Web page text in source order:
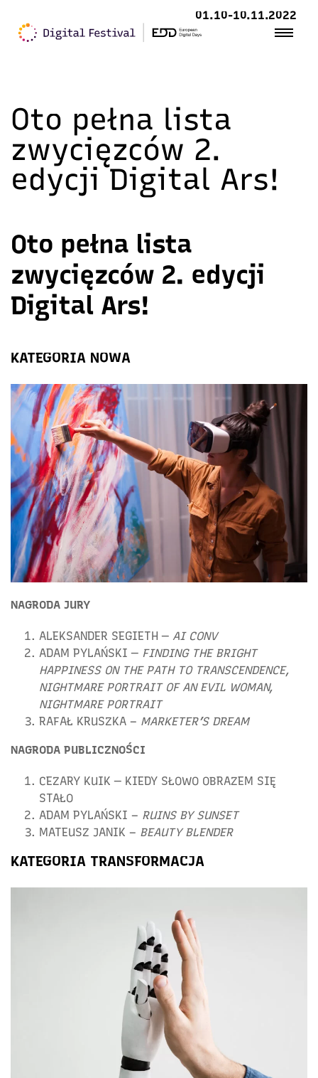
01.10-10.11.2022
Oto pełna lista
zwycięzców 2.
edycji Digital Ars!
Oto pełna lista
zwycięzców 2. edycji
Digital Ars!
KATEGORIA NOWA
NAGRODA JURY
ALEKSANDER SEGIETH — AI CONV
ADAM PYLAŃSKI — FINDING THE BRIGHT
HAPPINESS ON THE PATH TO TRANSCENDENCE,
NIGHTMARE PORTRAIT OF AN EVIL WOMAN,
NIGHTMARE PORTRAIT
RAFAŁ KRUSZKA – MARKETER’S DREAM
NAGRODA PUBLICZNOŚCI
CEZARY KUIK — KIEDY SŁOWO OBRAZEM SIĘ
STAŁO
ADAM PYLAŃSKI – RUINS BY SUNSET
MATEUSZ JANIK – BEAUTY BLENDER
KATEGORIA TRANSFORMACJA